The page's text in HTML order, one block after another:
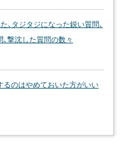
､タジタジになった鋭い質問､
撃沈した質問の数々
るのはやめておいた方がいい